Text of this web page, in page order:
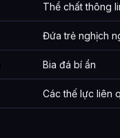
Thể chất thông
Đứa trẻ nghịch
Bia đá bí ẩn
Các thế lực liên